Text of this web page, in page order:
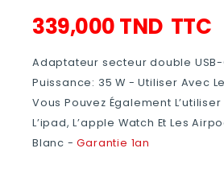
339,000 TND TTC
Adaptateur secteur double
Puissance: 35 W - Utiliser Avec
Vous Pouvez Également L’utiliser
L’ipad, L’apple Watch Et Les
Blanc -Garantie 1an